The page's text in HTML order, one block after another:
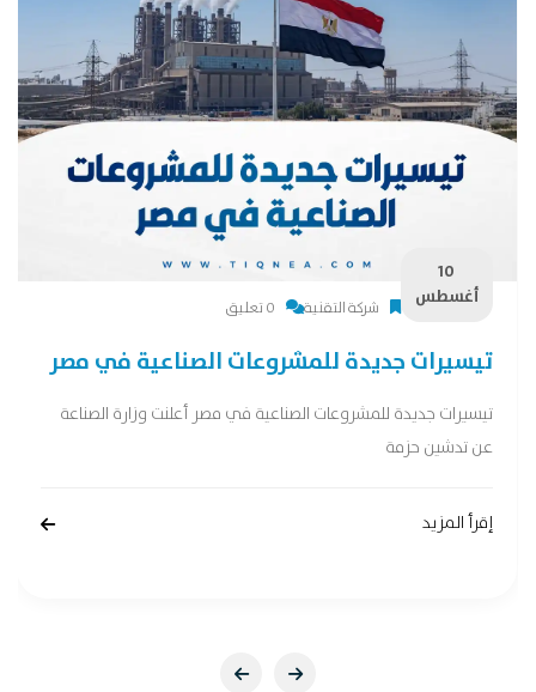
10
أغسطس
شركة التقنية 0 تعليق
تيسيرات جديدة للمشروعات الصناعية في مصر
تيسيرات جديدة للمشروعات الصناعية في مصر أعلنت وزارة الصناعة
عن تدشين حزمة
إقرأ المزيد